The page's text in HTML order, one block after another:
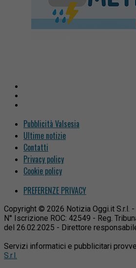
Pubblicità Valsesia
Ultime notizie
Contatti
Privacy policy
Cookie policy
PREFERENZE PRIVACY
Copyright © 2026 Notizia Oggi.it S.r.l.
N° Iscrizione ROC: 42549 - Reg.
del 26.02.2025 - Direttore
Servizi informatici e pubblicitari
S.r.l.